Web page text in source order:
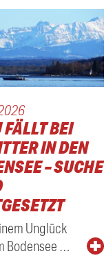
FÄLLT BEI
IN DEN
– SUCHE
Unglück
Bodensee …